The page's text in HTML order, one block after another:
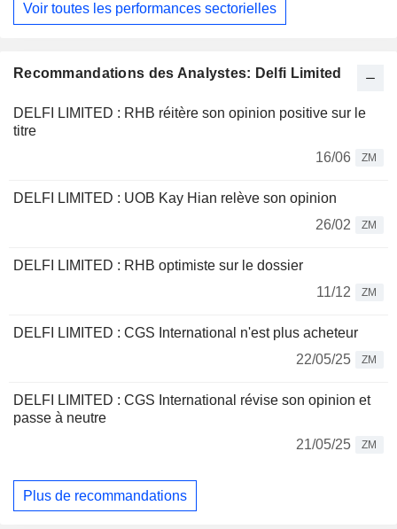
Recommandations des Analystes: Delfi Limited
DELFI LIMITED : RHB réitère son opinion positive sur le
titre
16/06
ZM
DELFI LIMITED : UOB Kay Hian relève son opinion
26/02
ZM
DELFI LIMITED : RHB optimiste sur le dossier
11/12
ZM
DELFI LIMITED : CGS International n'est plus acheteur
22/05/25
ZM
DELFI LIMITED : CGS International révise son opinion et
passe à neutre
21/05/25
ZM
Plus de recommandations
Voir toutes les performances sectorielles